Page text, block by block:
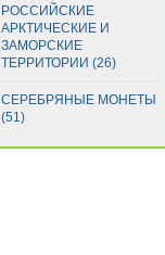
РОССИЙСКИЕ
АРКТИЧЕСКИЕ И
ЗАМОРСКИЕ
ТЕРРИТОРИИ (26)
СЕРЕБРЯНЫЕ МОНЕТЫ
(51)